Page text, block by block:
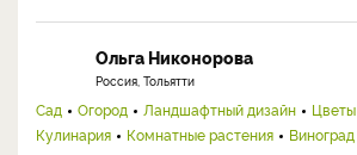
Ольга Никонорова
Россия, Тольятти
Сад Огород Ландшафтный дизайн Цветы
Кулинария
Комнатные растения Виноград